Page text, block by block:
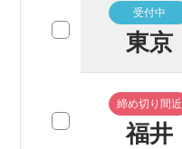
受付中
東京
締め切り間近
福井